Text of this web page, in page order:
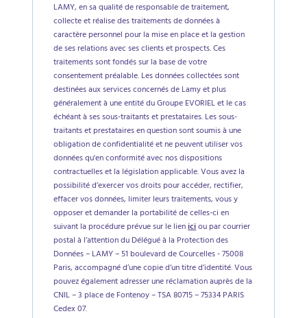
LAMY, en sa qualité de responsable de traitement,
collecte et réalise des traitements de données à
caractère personnel pour la mise en place et la gestion
de ses relations avec ses clients et prospects. Ces
traitements sont fondés sur la base de votre
consentement préalable. Les données collectées sont
destinées aux services concernés de Lamy et plus
généralement à une entité du Groupe EVORIEL et le cas
échéant à ses sous-traitants et prestataires. Les sous-
traitants et prestataires en question sont soumis à une
obligation de confidentialité et ne peuvent utiliser vos
données qu'en conformité avec nos dispositions
contractuelles et la législation applicable. Vous avez la
possibilité d’exercer vos droits pour accéder, rectifier,
effacer vos données, limiter leurs traitements, vous y
opposer et demander la portabilité de celles-ci en
suivant la procédure prévue sur le lieniciou par courrier
postal à l’attention du Délégué à la Protection des
Données – LAMY – 51 boulevard de Courcelles - 75008
Paris, accompagné d’une copie d’un titre d’identité. Vous
pouvez également adresser une réclamation auprès de la
CNIL – 3 place de Fontenoy – TSA 80715 – 75334 PARIS
Cedex 07.